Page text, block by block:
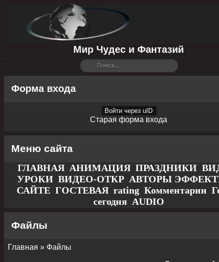
Мир Чудес и Фантазий
Форма входа
Войти через uID
Старая форма входа
Меню сайта
ГЛАВНАЯ АНИМАЦИЯ ПРАЗДНИКИ
УРОКИ ВИДЕО-ОТКР АВТОРЫ
САЙТЕ ГОСТЕВАЯ rating Комментарии
сегодня AUDIO
Файлы
Главная » Файлы